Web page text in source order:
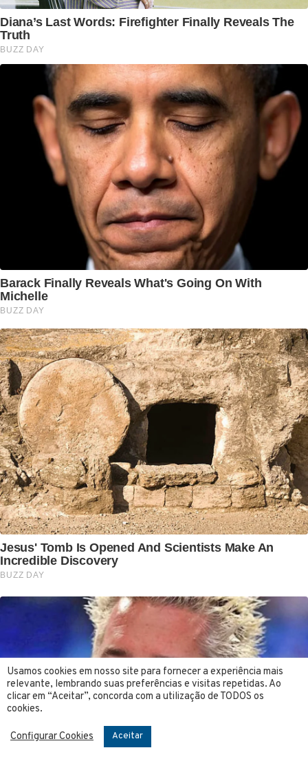
Usamos cookies em nosso site para fornecer a experiência mais
relevante, lembrando suas preferências e visitas repetidas. Ao
clicar em “Aceitar”, concorda com a utilização de TODOS os
cookies.
Configurar Cookies Aceitar